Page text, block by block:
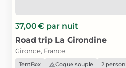
37,00 € par nuit
Road trip La Girondine
Gironde, France
TentBox Coque souple 2